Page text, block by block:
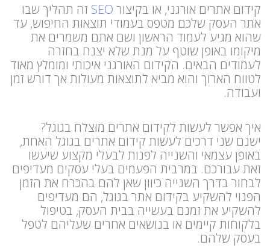
קידום אתרים אורגני, או בקיצור SEO זה תהליך שבו
אתר העסק שלכם מטפס בעמודי תוצאות החיפוש, עד
שהוא מגיע לעמוד הראשון ושם אתם משמרים את
מיקומו באופן שוטף על מנת שלא יצנח בחזרה
לעמודים הבאים. הקידום האורגני איכותי ומומלץ מאוד
לטווח הארוך והוא מביא לתוצאות מעולות אך דורש זמן
ועבודה.
איך אפשר לעשות לקידום אתרים מוצלח בגוגל?
ישנם שני דרכים לעשות קידום אתרים בגוגל האחת,
באופן עצמאי והשנייה לפנות לבעלי מקצוע שיעשו
זאת עבורכם. במרבית הפעמים בעלי עסקים מעדיפים
לבחור בדרך השנייה כיוון שאן להם בהכרח את הזמן
הפנוי להשקיע בקידום אתר בגוגל, הם מעדיפים
להשקיע את זמנם בעשייה בבית העסק, בטיפול
בלקוחות קיימים או בנושאים אחרים שעליהם לטפל
בעסק שלהם.